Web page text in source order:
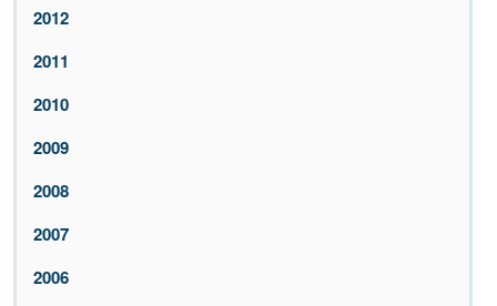
2012
2011
2010
2009
2008
2007
2006